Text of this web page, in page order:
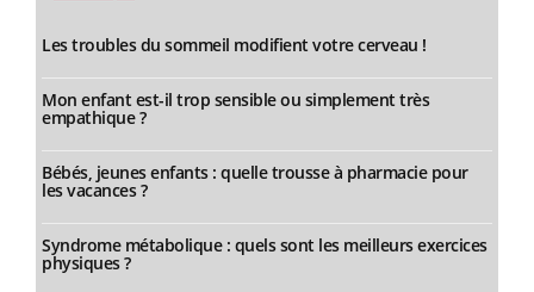
Les troubles du sommeil modifient votre cerveau !
Mon enfant est-il trop sensible ou simplement très
empathique ?
Bébés, jeunes enfants : quelle trousse à pharmacie pour
les vacances ?
Syndrome métabolique : quels sont les meilleurs exercices
physiques ?